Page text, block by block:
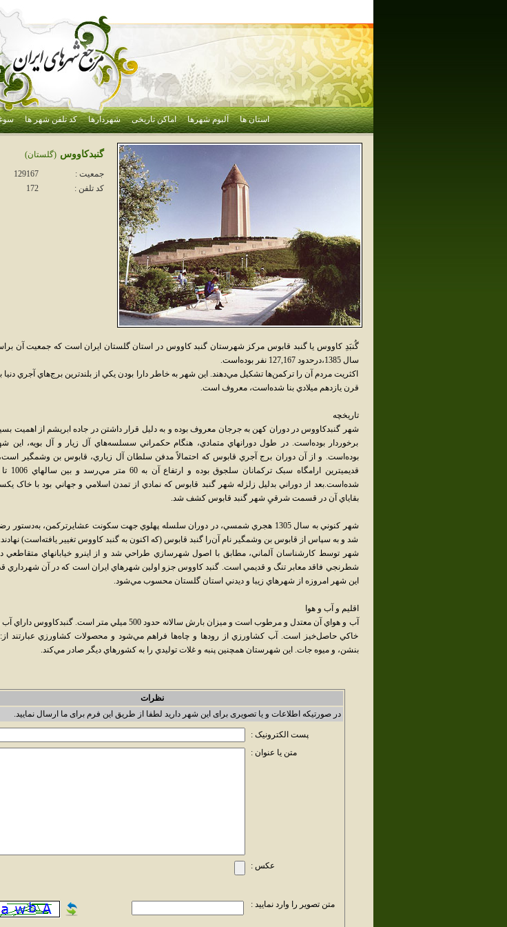
استان ها آلبوم شهرها اماکن تاریخی شهردارها کد تلفن شهر ها
گنبدكاووس (گلستان)
جمعیت :
129167
کد تلفن :
172
گُنبَدِ کاووس يا گنبد قابوس مرکز شهرستان گنبد کاووس در استان گلستان ايران است که جمعيت آن
سال 1385،درحدود 127,167 نفر بوده‌است.
اکثريت مردم آن را ترکمن‌ها تشکيل مي‌دهند. اين شهر به خاطر دارا بودن يکي از بلندترين برج‌هاي آجري دنيا
قرن يازدهم ميلادي بنا شده‌است، معروف است.
تاريخچه
شهر گنبدکاووس در دوران کهن به جرجان معروف بوده و به دليل قرار داشتن در جاده ابريشم از اهميت
برخوردار بوده‌است. در طول دورانهاي متمادي، هنگام حکمراني سسلسه‌هاي آل زيار و آل بويه، اين
بوده‌است. و از آن دوران برج آجري قابوس که احتمالاً مدفن سلطان آل زياري، قابوس بن وشمگير
شده‌است.بعد از دوراني بدليل زلزله شهر گنبد قابوس که نمادي از تمدن اسلامي و جهاني بود با خاک
بقاياي آن در قسمت شرقيِ شهر گنبد قابوس کشف شد.
شهر کنوني به سال 1305 هجري شمسي، در دوران سلسله پهلوي جهت سکونت عشايرترکمن، به‌دستور
شد و به سپاس از قابوس بن وشمگير نام آن‌را گنبد قابوس (که اکنون به گنبد کاووس تغيير يافته‌است)
شهر توسط کارشناسان آلماني، مطابق با اصول شهرسازي طراحي شد و از اينرو خيابانهاي متقاطعي
شطرنجي فاقد معابر تنگ و قديمي است. گنبد کاووس جزو اولين شهرهاي ايران است که در آن شهرداري
اين شهر امروزه از شهرهاي زيبا و ديدني استان گلستان محسوب مي‌شود.
اقليم و آب و هوا
آب و هواي آن معتدل و مرطوب است و ميزان بارش سالانه حدود 500 ميلي متر است.
خاکي حاصل‌خيز است. آب کشاورزي از رودها و چاه‌ها فراهم مي‌شود و محصولات کشاورزي عبارتند از:
بنشن، و ميوه جات. اين شهرستان همچنين پنبه و غلات توليدي را به کشورهاي ديگر صادر مي‌کند.
نظرات
در صورتیکه اطلاعات و یا تصویری برای این شهر دارید لطفا از طریق این فرم برای ما ارسال نمایید.
پست الکترونیک :
متن یا عنوان :
عکس :
متن تصویر را وارد نمایید :